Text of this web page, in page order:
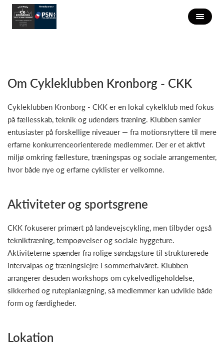
Om Cykleklubben Kronborg - CKK
Cykleklubben Kronborg - CKK er en lokal cykelklub med fokus
på fællesskab, teknik og udendørs træning. Klubben samler
entusiaster på forskellige niveauer — fra motionsryttere til mere
erfarne konkurrenceorienterede medlemmer. Der er et aktivt
miljø omkring fællesture, træningspas og sociale arrangementer,
hvor både nye og erfarne cyklister er velkomne.
Aktiviteter og sportsgrene
CKK fokuserer primært på landevejscykling, men tilbyder også
tekniktræning, tempoøvelser og sociale hyggeture.
Aktiviteterne spænder fra rolige søndagsture til strukturerede
intervalpas og træningslejre i sommerhalvåret. Klubben
arrangerer desuden workshops om cykelvedligeholdelse,
sikkerhed og ruteplanlægning, så medlemmer kan udvikle både
form og færdigheder.
Lokation